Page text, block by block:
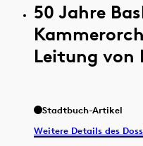
50 Jahre
Leitung von
Stadtbuch-Artikel
Weitere Details des